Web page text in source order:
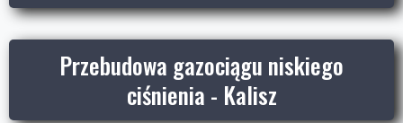
Przebudowa gazociągu niskiego
ciśnienia - Kalisz